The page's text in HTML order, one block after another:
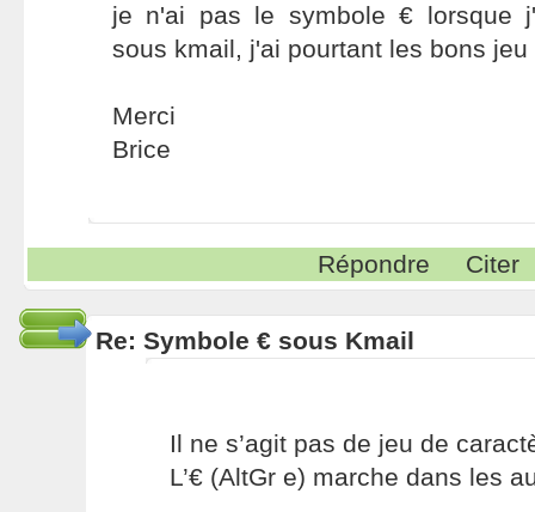
je n'ai pas le symbole € lorsque
sous kmail, j'ai pourtant les bons
Merci
Brice
Répondre Citer
Re: Symbole € sous Kmail
Il ne s’agit pas de jeu de
L’€ (AltGr e) marche dans les